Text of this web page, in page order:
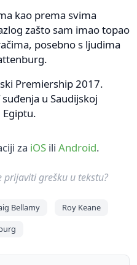
kao prema svima
zašto sam imao topao
posebno s ljudima
Premiership 2017.
u Saudijskoj
za iOS ili Android.
prijaviti grešku u tekstu?
Bellamy
Roy Keane